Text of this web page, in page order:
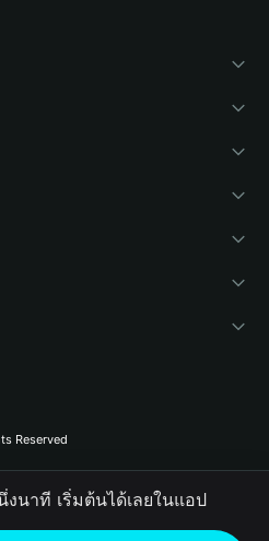
Reserved
นาที เริ่มต้นได้เลยในแอป